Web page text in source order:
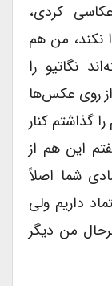
کردی،
من هم
نگاتیو را
روی عکس‌ها
کنار
این هم از
شما اصلاً
داریم ولی
من دیگر